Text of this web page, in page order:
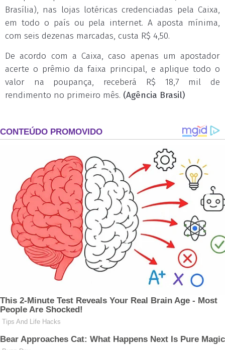
Brasília), nas lojas lotéricas credenciadas pela Caixa,
em todo o país ou pela internet. A aposta mínima,
com seis dezenas marcadas, custa R$ 4,50.
De acordo com a Caixa, caso apenas um apostador
acerte o prêmio da faixa principal, e aplique todo o
valor na poupança, receberá R$ 18,7 mil de
rendimento no primeiro mês. (Agência Brasil)